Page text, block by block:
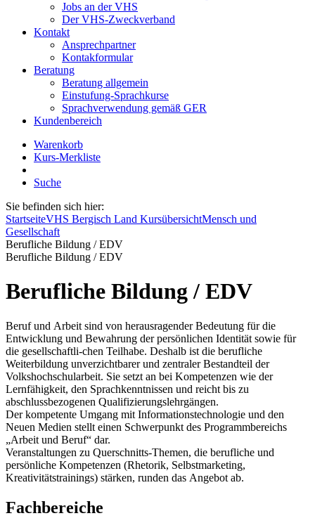
Jobs an der VHS
Der VHS-Zweckverband
Kontakt
Ansprechpartner
Kontakformular
Beratung
Beratung allgemein
Einstufung-Sprachkurse
Sprachverwendung gemäß GER
Kundenbereich
Warenkorb
Kurs-Merkliste
Suche
Sie befinden sich hier:
StartseiteVHS Bergisch Land KursübersichtMensch und
Gesellschaft
Berufliche Bildung / EDV
Berufliche Bildung / EDV
Berufliche Bildung / EDV
Beruf und Arbeit sind von herausragender Bedeutung für die
Entwicklung und Bewahrung der persönlichen Identität sowie für
die gesellschaftli-chen Teilhabe. Deshalb ist die berufliche
Weiterbildung unverzichtbarer und zentraler Bestandteil der
Volkshochschularbeit. Sie setzt an bei Kompetenzen wie der
Lernfähigkeit, den Sprachkenntnissen und reicht bis zu
abschlussbezogenen Qualifizierungslehrgängen.
Der kompetente Umgang mit Informationstechnologie und den
Neuen Medien stellt einen Schwerpunkt des Programmbereichs
„Arbeit und Beruf“ dar.
Veranstaltungen zu Querschnitts-Themen, die berufliche und
persönliche Kompetenzen (Rhetorik, Selbstmarketing,
Kreativitätstrainings) stärken, runden das Angebot ab.
Fachbereiche